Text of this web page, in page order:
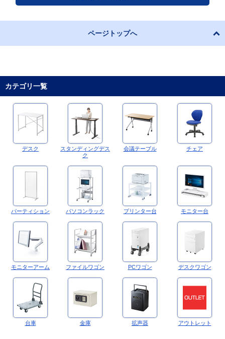
ページトップへ
カテゴリ一覧
デスク
スタンディングデス
ク
会議テーブル チェア
パーティション パソコンラック プリンター台 モニター台
モニターアーム ファイルワゴン PCワゴン デスクワゴン
台車 金庫 拡声器 アウトレット